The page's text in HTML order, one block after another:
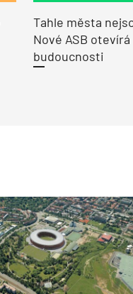
Tahle města
Nové ASB
budoucnosti